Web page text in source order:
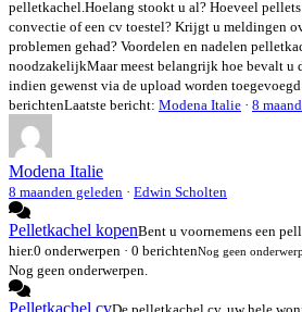
pelletkachel.Hoelang stookt u al? Hoeveel
convectie of een cv toestel? Krijgt u meldingen
problemen gehad? Voordelen en nadelen
noodzakelijkMaar meest belangrijk hoe bevalt u
indien gewenst via de upload worden toegevoegd
berichtenLaatste bericht: Modena Italie · 8
Modena Italie
8 maanden geleden · Edwin Scholten
Pelletkachel kopenBent u voornemens een
hier.0 onderwerpen · 0 berichtenNog geen
Nog geen onderwerpen.